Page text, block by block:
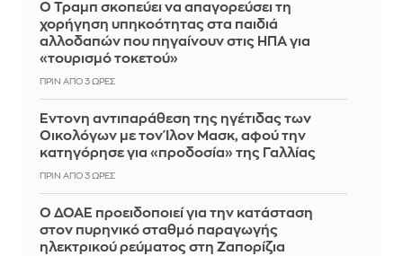
Ο Τραμπ σκοπεύει να απαγορεύσει τη
χορήγηση υπηκοότητας στα παιδιά
αλλοδαπών που πηγαίνουν στις ΗΠΑ για
«τουρισμό τοκετού»
ΠΡΙΝ ΑΠΌ 3 ΏΡΕΣ
Έντονη αντιπαράθεση της ηγέτιδας των
Οικολόγων με τον Ίλον Μασκ, αφού την
κατηγόρησε για «προδοσία» της Γαλλίας
ΠΡΙΝ ΑΠΌ 3 ΏΡΕΣ
Ο ΔΟΑΕ προειδοποιεί για την κατάσταση
στον πυρηνικό σταθμό παραγωγής
ηλεκτρικού ρεύματος στη Ζαπορίζια